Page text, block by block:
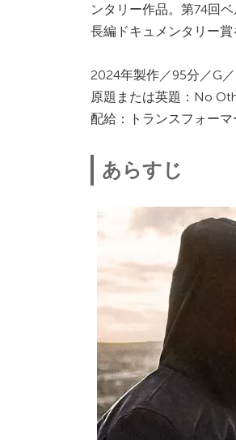
ンタリー作品。第74回
長編ドキュメンタリー賞
2024年製作／95分／G
原題または英題：No
配給：トランスフォーマ
あらすじ